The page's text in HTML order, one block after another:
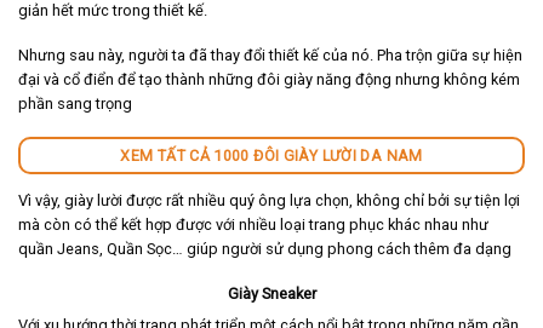
giản hết mức trong thiết kế.
Nhưng sau này, người ta đã thay đổi thiết kế của nó. Pha trộn giữa sự hiện
đại và cổ điển để tạo thành những đôi giày năng động nhưng không kém
phần sang trọng
XEM TẤT CẢ 1000 ĐÔI GIÀY LƯỜI DA NAM
Vì vậy, giày lười được rất nhiều quý ông lựa chọn, không chỉ bởi sự tiện lợi
mà còn có thể kết hợp được với nhiều loại trang phục khác nhau như
quần Jeans, Quần Sọc… giúp người sử dụng phong cách thêm đa dạng
Giày Sneaker